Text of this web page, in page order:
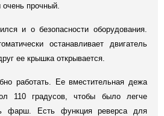
прочный.
и о безопасности оборудования.
останавливает двигатель
ее крышка открывается.
работать. Ее вместительная дежа
110 градусов, чтобы было легче
фарш. Есть функция реверса для